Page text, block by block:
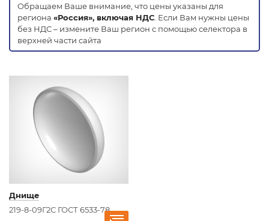
Обращаем Ваше внимание, что цены указаны для
региона «Россия», включая НДС . Если Вам нужны цены
без НДС – измените Ваш регион с помощью селектора в
верхней части сайта
Днище
219-8-09Г2С ГОСТ 6533-78